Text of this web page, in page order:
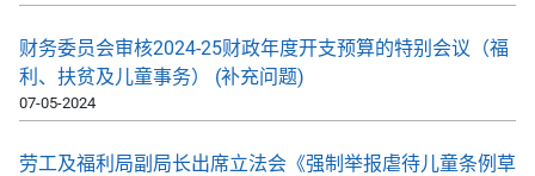
财务委员会审核2024-25财政年度开支预算的特别会议（福
利、扶贫及儿童事务） (补充问题)
07-05-2024
劳工及福利局副局长出席立法会《强制举报虐待儿童条例草